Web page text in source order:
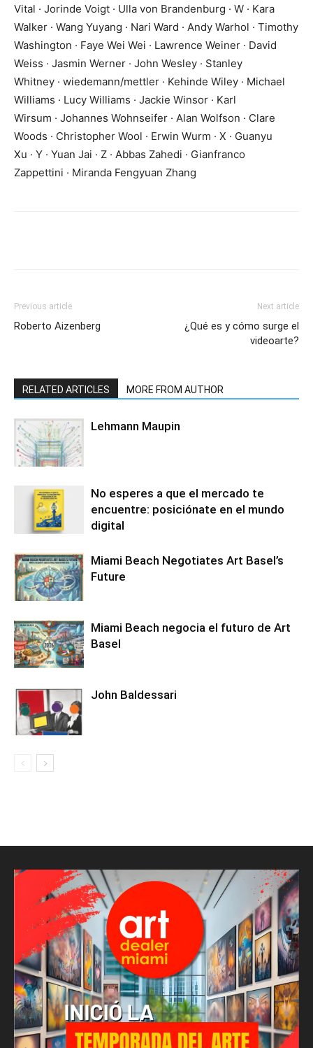
Vital · Jorinde Voigt · Ulla von Brandenburg · W · Kara
Walker · Wang Yuyang · Nari Ward · Andy Warhol · Timothy
Washington · Faye Wei Wei · Lawrence Weiner · David
Weiss · Jasmin Werner · John Wesley · Stanley
Whitney · wiedemann/mettler · Kehinde Wiley · Michael
Williams · Lucy Williams · Jackie Winsor · Karl
Wirsum · Johannes Wohnseifer · Alan Wolfson · Clare
Woods · Christopher Wool · Erwin Wurm · X · Guanyu
Xu · Y · Yuan Jai · Z · Abbas Zahedi · Gianfranco
Zappettini · Miranda Fengyuan Zhang
Previous article
Roberto Aizenberg
Next article
¿Qué es y cómo surge el
videoarte?
RELATED ARTICLES MORE FROM AUTHOR
Lehmann Maupin
No esperes a que el mercado te
encuentre: posiciónate en el mundo
digital
Miami Beach Negotiates Art Basel’s
Future
Miami Beach negocia el futuro de Art
Basel
John Baldessari